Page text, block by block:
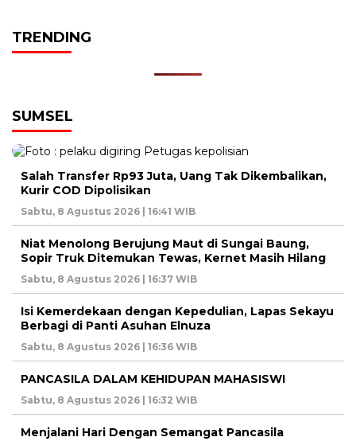
TRENDING
SUMSEL
Salah Transfer Rp93 Juta, Uang Tak Dikembalikan,
Kurir COD Dipolisikan
Sabtu, 8 Agustus 2026 | 16:41 WIB
Niat Menolong Berujung Maut di Sungai Baung,
Sopir Truk Ditemukan Tewas, Kernet Masih Hilang
Sabtu, 8 Agustus 2026 | 16:37 WIB
Isi Kemerdekaan dengan Kepedulian, Lapas Sekayu
Berbagi di Panti Asuhan Elnuza
Sabtu, 8 Agustus 2026 | 16:36 WIB
PANCASILA DALAM KEHIDUPAN MAHASISWI
Sabtu, 8 Agustus 2026 | 16:32 WIB
Menjalani Hari Dengan Semangat Pancasila